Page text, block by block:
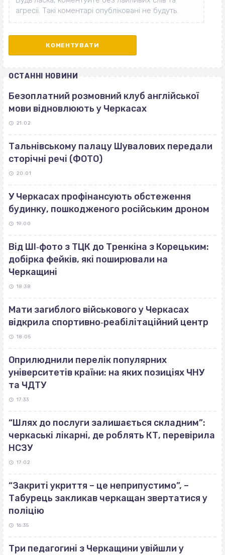
ОСТАННІ НОВИНИ
Безоплатний розмовний клуб англійської
мови відновлюють у Черкасах
21:02
Тальнівському палацу Шувалових передали
сторічні речі (ФОТО)
20:01
У Черкасах профінансують обстеження
будинку, пошкодженого російським дроном
19:00
Від ШІ‐фото з ТЦК до Тренкіна з Корецьким:
добірка фейків, які поширювали на
Черкащині
18:38
Мати загиблого військового у Черкасах
відкрила спортивно‐реабілітаційний центр
18:05
Оприлюднили перелік популярних
університетів країни: на яких позиціях ЧНУ
та ЧДТУ
17:33
“Шлях до послуги залишається складним”:
черкаські лікарні, де роблять КТ, перевірила
НСЗУ
17:02
“Закриті укриття – це неприпустимо”, –
Табурець закликав черкащан звертатися у
поліцію
16:35
Три педагогині з Черкащини увійшли у